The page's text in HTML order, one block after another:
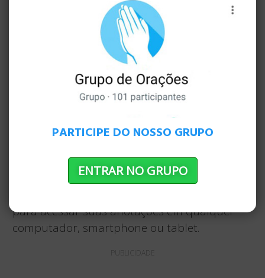
verá como livros e ideias se conectam; você
verá a história do amor redentor de Deus. Seja
paciente e continue assim.
Você está mais propenso a se
envolver com a Palavra de Deus se fizer
anotações. Quando tiver dúvidas, escreva-as
para que você possa procurar respostas.
de Deus, anote-a e estude-a mais tarde.
Escreva suas orações e pensamentos. Você
para acessar suas anotações em qualquer
computador, smartphone ou tablet.
PUBLICIDADE
PARTICIPE DO NOSSO GRUPO
ENTRAR NO GRUPO